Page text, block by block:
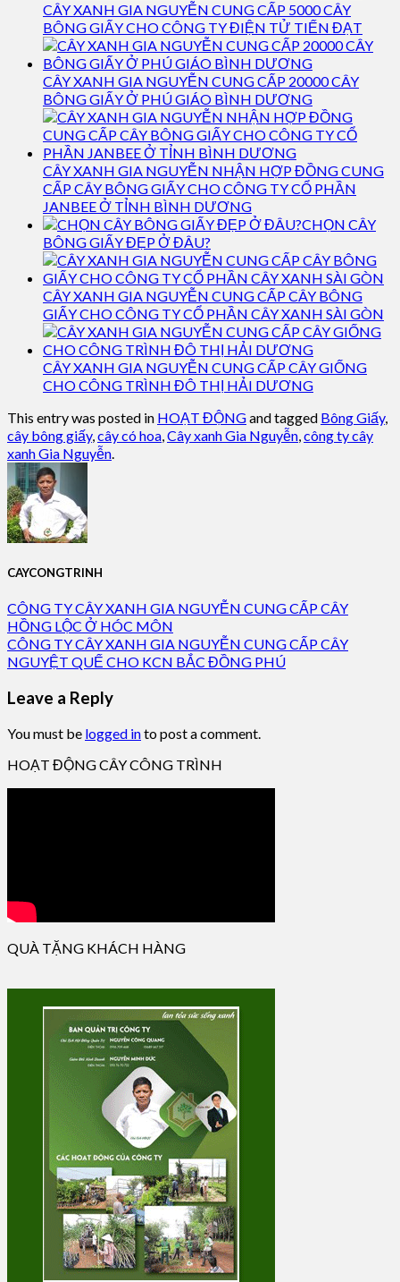
CÂY XANH GIA NGUYỄN CUNG CẤP 5000 CÂY
BÔNG GIẤY CHO CÔNG TY ĐIỆN TỬ TIẾN ĐẠT
CÂY XANH GIA NGUYỄN CUNG CẤP 20000 CÂY
BÔNG GIẤY Ở PHÚ GIÁO BÌNH DƯƠNG
CÂY XANH GIA NGUYỄN NHẬN HỢP ĐỒNG CUNG
CẤP CÂY BÔNG GIẤY CHO CÔNG TY CỔ PHẦN
JANBEE Ở TỈNH BÌNH DƯƠNG
CHỌN CÂY
BÔNG GIẤY ĐẸP Ở ĐÂU?
CÂY XANH GIA NGUYỄN CUNG CẤP CÂY BÔNG
GIẤY CHO CÔNG TY CỔ PHẦN CÂY XANH SÀI GÒN
CÂY XANH GIA NGUYỄN CUNG CẤP CÂY GIỐNG
CHO CÔNG TRÌNH ĐÔ THỊ HẢI DƯƠNG
This entry was posted in HOẠT ĐỘNGand tagged Bông Giấy,
cây bông giấy,cây có hoa,Cây xanh Gia Nguyễn,công ty cây
xanh Gia Nguyễn.
CAYCONGTRINH
CÔNG TY CÂY XANH GIA NGUYỄN CUNG CẤP CÂY
HỒNG LỘC Ở HÓC MÔN
CÔNG TY CÂY XANH GIA NGUYỄN CUNG CẤP CÂY
NGUYỆT QUẾ CHO KCN BẮC ĐỒNG PHÚ
Leave a Reply
You must be logged into post a comment.
HOẠT ĐỘNG CÂY CÔNG TRÌNH
QUÀ TẶNG KHÁCH HÀNG